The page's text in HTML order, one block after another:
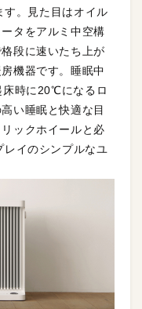
。見た目はオイル
タをアルミ中空構
段に速いたち上が
機器です。睡眠中
時に20℃になるロ
い睡眠と快適な目
ックホイールと必
イのシンプルなユ